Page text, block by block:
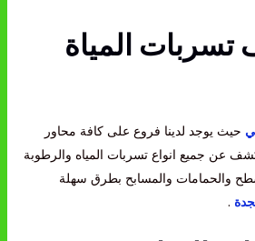
المياة
حيث يوجد لدينا فروع على كافة محاور
عن جميع انواع تسربات المياه والرطوبة
والحمامات والمسابح بطرق سهلة
.